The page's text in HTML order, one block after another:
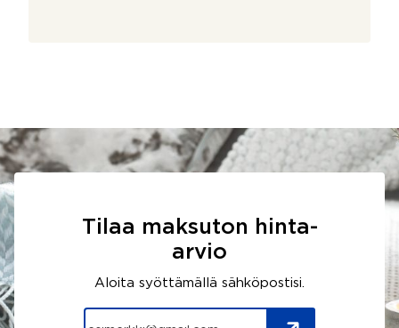
Tilaa maksuton hinta-
arvio
Aloita syöttämällä sähköpostisi.